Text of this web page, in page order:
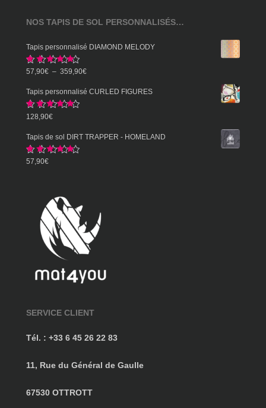
NOS TAPIS DE SOL PERSONNALISÉS…
Tapis personnalisé DIAMOND MELODY
Note 5.00
sur 5
57,90€ – 359,90€Plage
à
Tapis personnalisé CURLED FIGURES
Note
sur 5
128,90€
Tapis de sol DIRT TRAPPER - HOMELAND
Note
sur 5
57,90€
SERVICE CLIENT
Tél. : +33 6 45 26 22 83
11, Rue du Général de Gaulle
67530 OTTROTT